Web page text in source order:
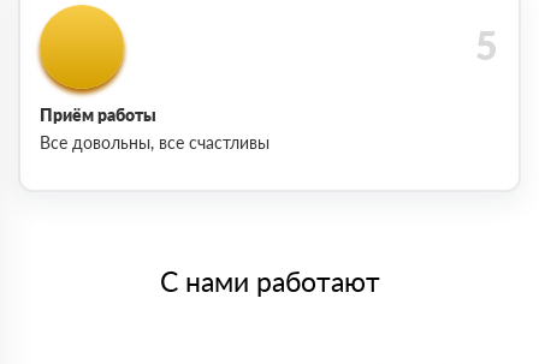
Приём работы
Все довольны, все счастливы
С нами работают